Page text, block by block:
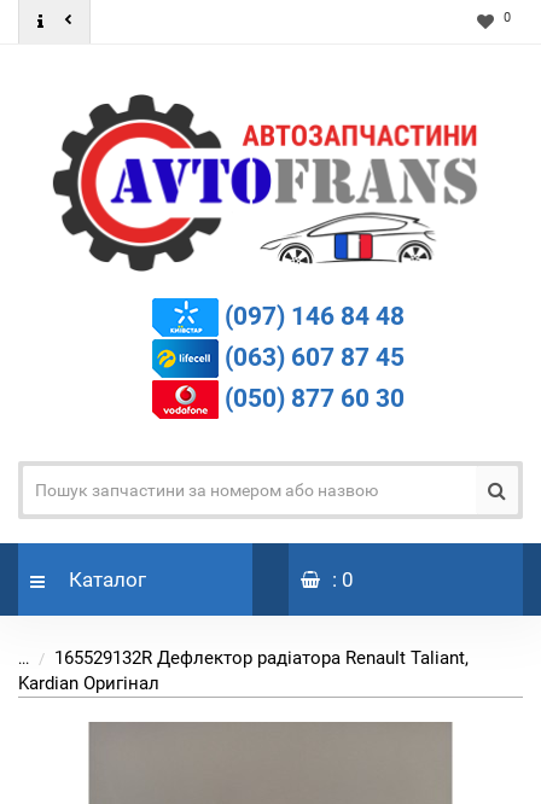
0
(097) 146 84 48
(063) 607 87 45
(050) 877 60 30
Каталог : 0
...
165529132R Дефлектор радіатора Renault Taliant,
Kardian Оригінал